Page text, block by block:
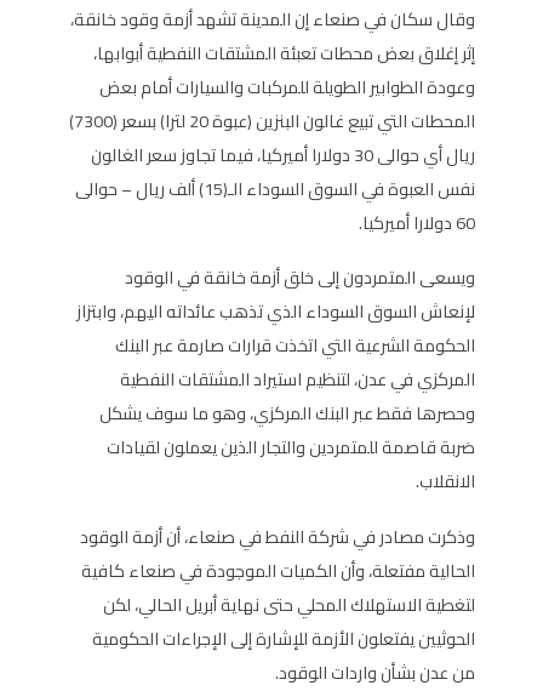
وقال سكان في صنعاء إن المدينة تشهد أزمة وقود خانقة،
إثر إغلاق بعض محطات تعبئة المشتقات النفطية أبوابها،
وعودة الطوابير الطويلة للمركبات والسيارات أمام بعض
المحطات التي تبيع غالون البنزين (عبوة 20 لترا) بسعر (7300)
ريال أي حوالى 30 دولارا أميركيا، فيما تجاوز سعر الغالون
نفس العبوة في السوق السوداء الـ(15) ألف ريال – حوالى
60 دولارا أميركيا.
ويسعى المتمردون إلى خلق أزمة خانقة في الوقود
لإنعاش السوق السوداء الذي تذهب عائداته اليهم، وابتزاز
الحكومة الشرعية التي اتخذت قرارات صارمة عبر البنك
المركزي في عدن، لتنظيم استيراد المشتقات النفطية
وحصرها فقط عبر البنك المركزي، وهو ما سوف يشكل
ضربة قاصمة للمتمردين والتجار الذين يعملون لقيادات
الانقلاب.
وذكرت مصادر في شركة النفط في صنعاء، أن أزمة الوقود
الحالية مفتعلة، وأن الكميات الموجودة في صنعاء كافية
لتغطية الاستهلاك المحلي حتى نهاية أبريل الحالي، لكن
الحوثيين يفتعلون الأزمة للإشارة إلى الإجراءات الحكومية
من عدن بشأن واردات الوقود.